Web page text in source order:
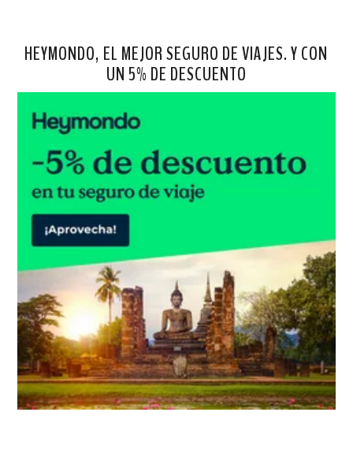
HEYMONDO, EL MEJOR SEGURO DE VIAJES. Y CON
UN 5% DE DESCUENTO